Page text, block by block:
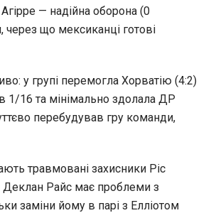
— надійна оборона (0
через що мексиканці готові
у групі перемогла Хорватію (4:2)
1/16 та мінімально здолала ДР
перебудував гру команди,
травмовані захисники Ріс
Райс має проблеми з
заміни йому в парі з Елліотом